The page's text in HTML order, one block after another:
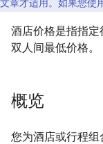
文章才适用。如果您使
酒店价格是指指
双人间最低价格。
概览
您为酒店或行程